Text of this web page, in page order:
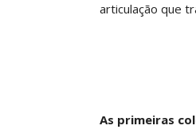
articulação que
As primeiras